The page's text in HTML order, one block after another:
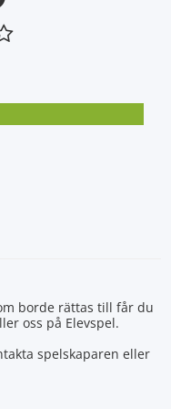
borde rättas till får du
oss på Elevspel.
spelskaparen eller